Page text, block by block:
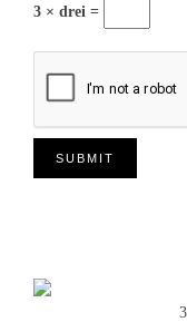
3 × drei =